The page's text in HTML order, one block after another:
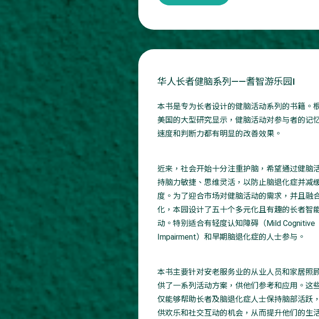
华人长者健脑系列——耆智游乐园I
本书是专为长者设计的健脑活动系列的书籍。
美国的大型研究显示，健脑活动对参与者的记
速度和判断力都有明显的改善效果。
近来，社会开始十分注重护脑，希望通过健脑
持脑力敏捷、思维灵活，以防止脑退化症并减
度。为了迎合市场对健脑活动的需求，并且融
化，本园设计了五十个多元化且有趣的长者智
动。特别适合有轻度认知障碍（Mild Cognitive
Impairment）和早期脑退化症的人士参与。
本书主要针对安老服务业的从业人员和家居照
供了一系列活动方案，供他们参考和应用。这
仅能够帮助长者及脑退化症人士保持脑部活跃
供欢乐和社交互动的机会，从而提升他们的生